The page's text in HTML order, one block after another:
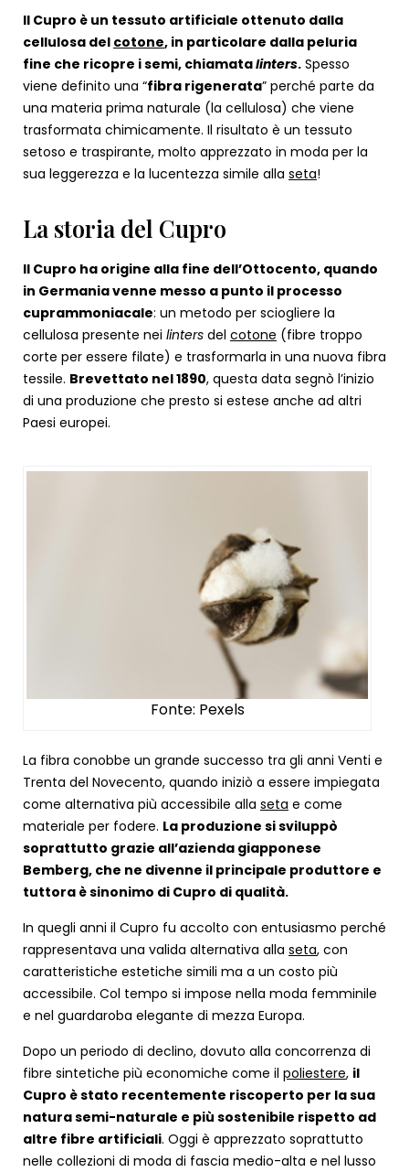
Il Cupro è un tessuto artificiale ottenuto dalla
cellulosa del cotone, in particolare dalla peluria
fine che ricopre i semi, chiamatalinters. Spesso
viene definito una “fibra rigenerata” perché parte da
una materia prima naturale (la cellulosa) che viene
trasformata chimicamente. Il risultato è un tessuto
setoso e traspirante, molto apprezzato in moda per la
sua leggerezza e la lucentezza simile alla seta!
La storia del Cupro
Il Cupro ha origine alla fine dell’Ottocento, quando
in Germania venne messo a punto il processo
cuprammoniacale: un metodo per sciogliere la
cellulosa presente nei linters del cotone (fibre troppo
corte per essere filate) e trasformarla in una nuova fibra
tessile. Brevettato nel 1890, questa data segnò l’inizio
di una produzione che presto si estese anche ad altri
Paesi europei.
Fonte: Pexels
La fibra conobbe un grande successo tra gli anni Venti e
Trenta del Novecento, quando iniziò a essere impiegata
come alternativa più accessibile alla seta e come
materiale per fodere. La produzione si sviluppò
soprattutto grazie all’azienda giapponese
Bemberg, che ne divenne il principale produttore e
tuttora è sinonimo di Cupro di qualità.
In quegli anni il Cupro fu accolto con entusiasmo perché
rappresentava una valida alternativa alla seta, con
caratteristiche estetiche simili ma a un costo più
accessibile. Col tempo si impose nella moda femminile
e nel guardaroba elegante di mezza Europa.
Dopo un periodo di declino, dovuto alla concorrenza di
fibre sintetiche più economiche come il poliestere, il
Cupro è stato recentemente riscoperto per la sua
natura semi-naturale e più sostenibile rispetto ad
altre fibre artificiali. Oggi è apprezzato soprattutto
nelle collezioni di moda di fascia medio-alta e nel lusso